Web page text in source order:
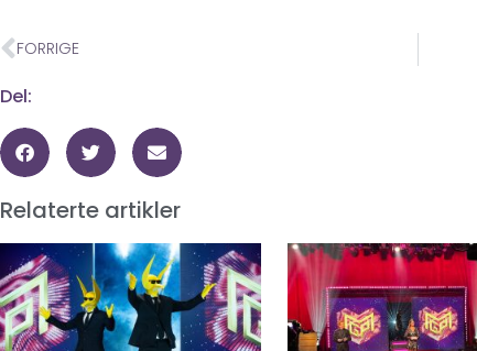
FORRIGE
Del:
Relaterte artikler